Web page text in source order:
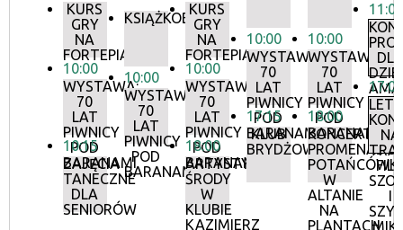
KURS
GRY
NA
FORTEPIANIE
10:00
WYSTAWA:
70
LAT
PIWNICY
POD
BARANAMI
10:15
ZAJĘCIA
TANECZNE
DLA
SENIORÓW
KSIĄŻKOBIEG
10:00
WYSTAWA:
70
LAT
PIWNICY
POD
BARANAMI
KURS
GRY
NA
FORTEPIANIE
10:00
WYSTAWA:
70
LAT
PIWNICY
POD
BARANAMI
18:00
ARTYSTYCZNE
ŚRODY
W
KLUBIE
KAZIMIERZ
10:00
WYSTAWA:
70
LAT
PIWNICY
POD
BARANAMI
17:15
KLUB
BRYDŻOWY
10:00
WYSTAWA:
70
LAT
PIWNICY
POD
BARANAMI
18:00
KONCERTY
W
ALTANIE
NA
PLANTACH
11:00
DLA
17:00
NA
I